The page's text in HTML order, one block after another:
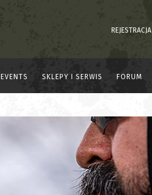
REJESTRACJA
EVENTS SKLEPY I SERWIS FORUM